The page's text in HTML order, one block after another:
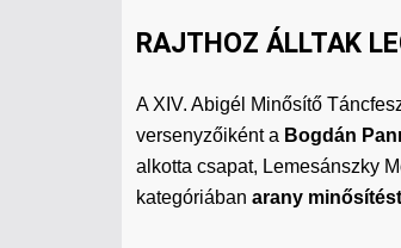
RAJTHOZ ÁLLTAK
A XIV. Abigél Minősítő
versenyzőiként a Bogdán
alkotta csapat, Lemesánszky
kategóriában arany